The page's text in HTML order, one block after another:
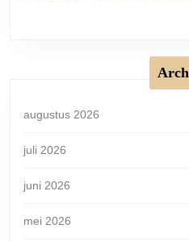
augustus 2026
juli 2026
juni 2026
mei 2026